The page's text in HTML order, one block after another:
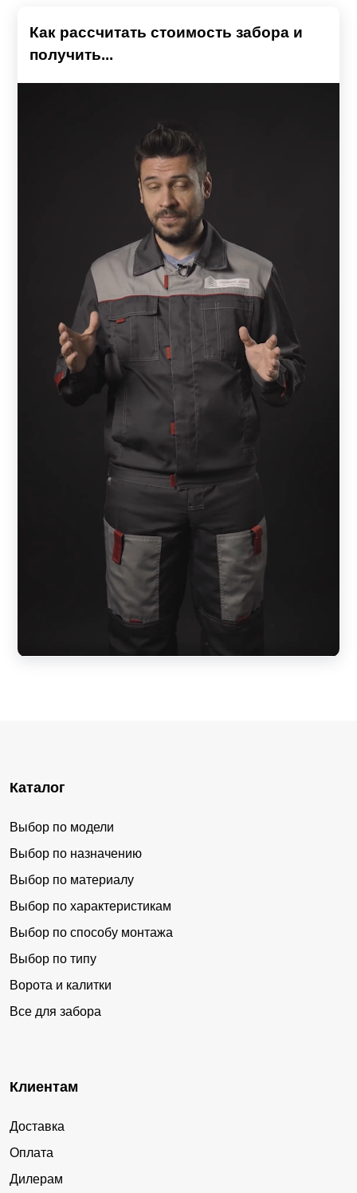
Как рассчитать стоимость забора и
получить...
Каталог
Выбор по модели
Выбор по назначению
Выбор по материалу
Выбор по характеристикам
Выбор по способу монтажа
Выбор по типу
Ворота и калитки
Все для забора
Клиентам
Доставка
Оплата
Дилерам